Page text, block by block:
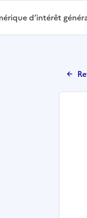
général-
d’intérêt